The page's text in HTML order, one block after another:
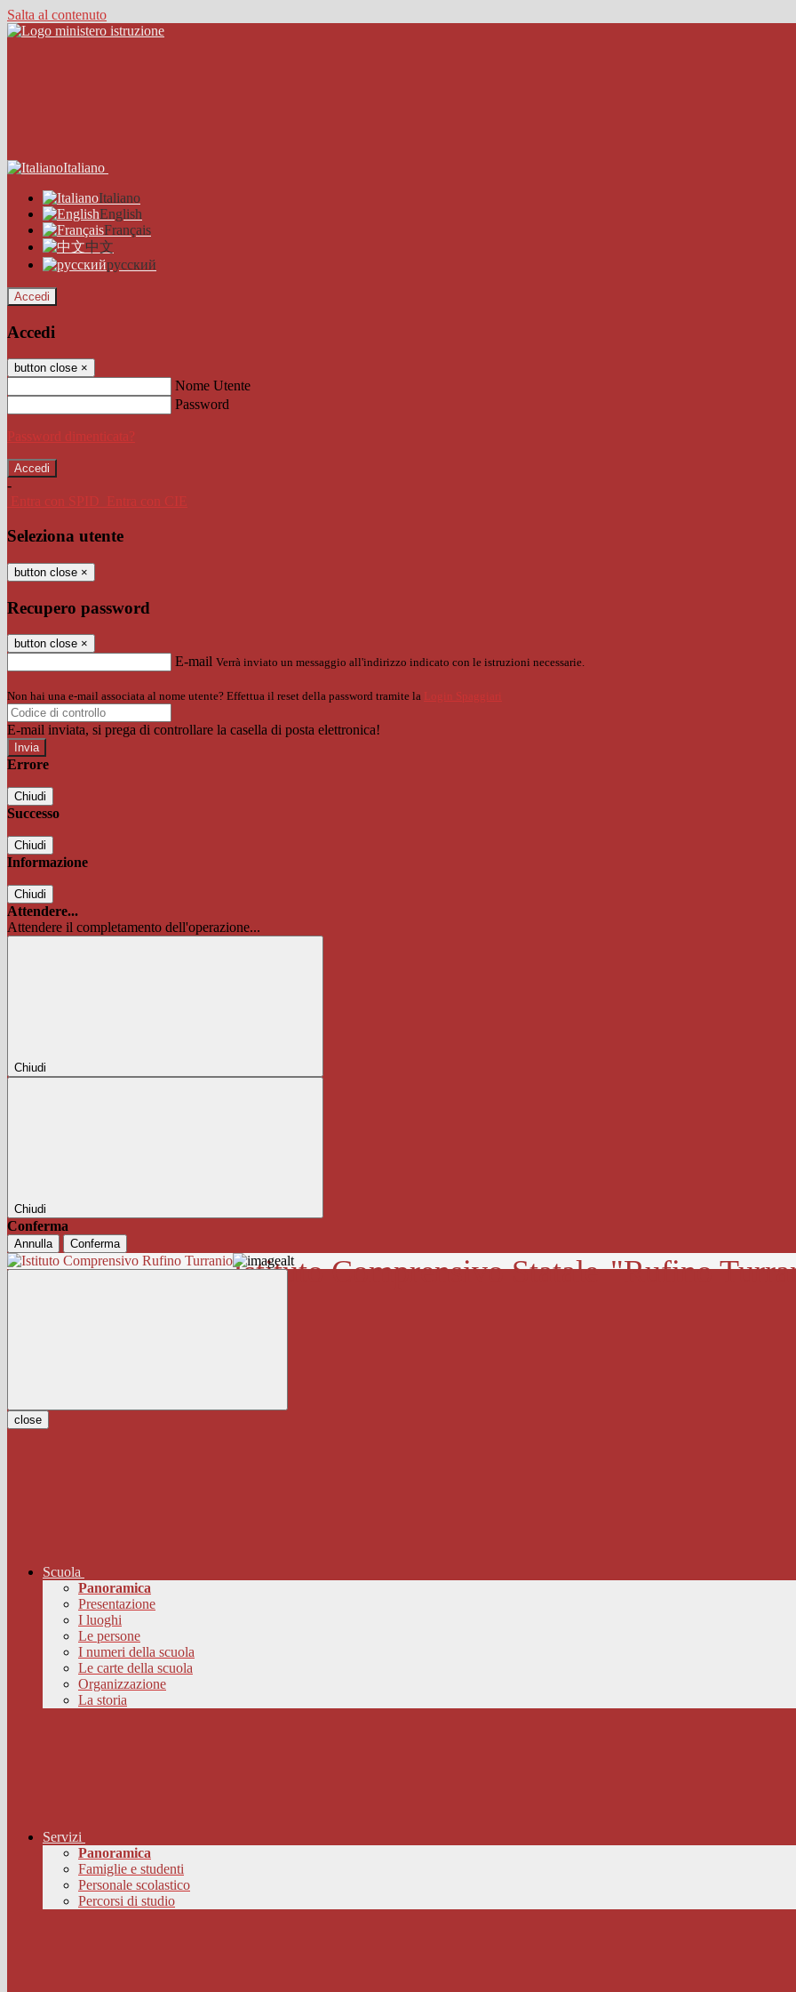
Salta al contenuto
Italiano
Italiano
English
Français
中文
русский
Accedi
Accedi
button close ×
Nome Utente
Password
Password dimenticata?
-
Entra con SPID
Entra con CIE
Seleziona utente
button close ×
Recupero password
button close ×
E-mail Verrà inviato un messaggio all'indirizzo indicato con le istruzioni necessarie.
Non hai una e-mail associata al nome utente? Effettua il reset della password tramite la Login Spaggiari
E-mail inviata, si prega di controllare la casella di posta elettronica!
Errore
Chiudi
Successo
Chiudi
Informazione
Chiudi
Attendere...
Attendere il completamento dell'operazione...
Chiudi
Chiudi
Conferma
Annulla Conferma
Istituto Comprensivo Statale"Rufino
close
Scuola
Panoramica
Presentazione
I luoghi
Le persone
I numeri della scuola
Le carte della scuola
Organizzazione
La storia
Servizi
Panoramica
Famiglie e studenti
Personale scolastico
Percorsi di studio